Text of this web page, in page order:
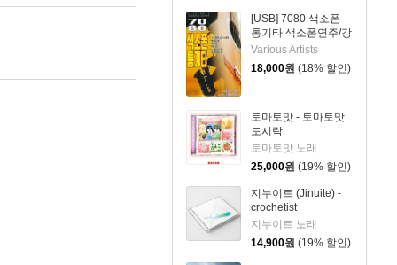
[USB] 7080 색소폰
통기타 색소폰연주/강
승용
Various Artists
18,000원 (18% 할인)
토마토맛 - 토마토맛
도시락
토마토맛 노래
25,000원 (19% 할인)
지누이트 (Jinuite) -
crochetist
지누이트 노래
14,900원 (19% 할인)